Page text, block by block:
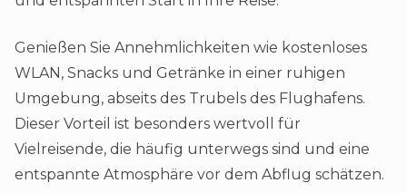
Genießen Sie Annehmlichkeiten wie kostenloses
WLAN, Snacks und Getränke in einer ruhigen
Umgebung, abseits des Trubels des Flughafens.
Dieser Vorteil ist besonders wertvoll für
Vielreisende, die häufig unterwegs sind und eine
entspannte Atmosphäre vor dem Abflug schätzen​​.